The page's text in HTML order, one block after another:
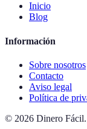
Inicio
Blog
Información
Sobre nosotros
Contacto
Aviso legal
Política de
© 2026 Dinero Fácil.